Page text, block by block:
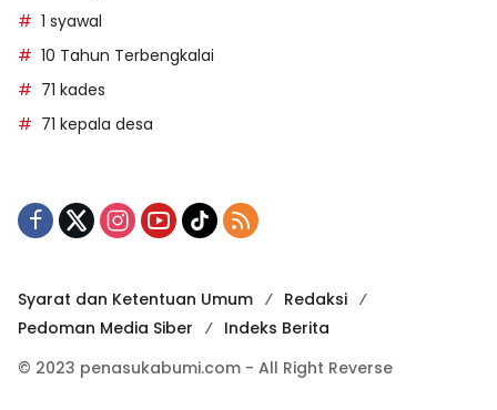
1 syawal
10 Tahun Terbengkalai
71 kades
71 kepala desa
Syarat dan Ketentuan Umum
Redaksi
Pedoman Media Siber
Indeks Berita
© 2023 penasukabumi.com - All Right Reverse